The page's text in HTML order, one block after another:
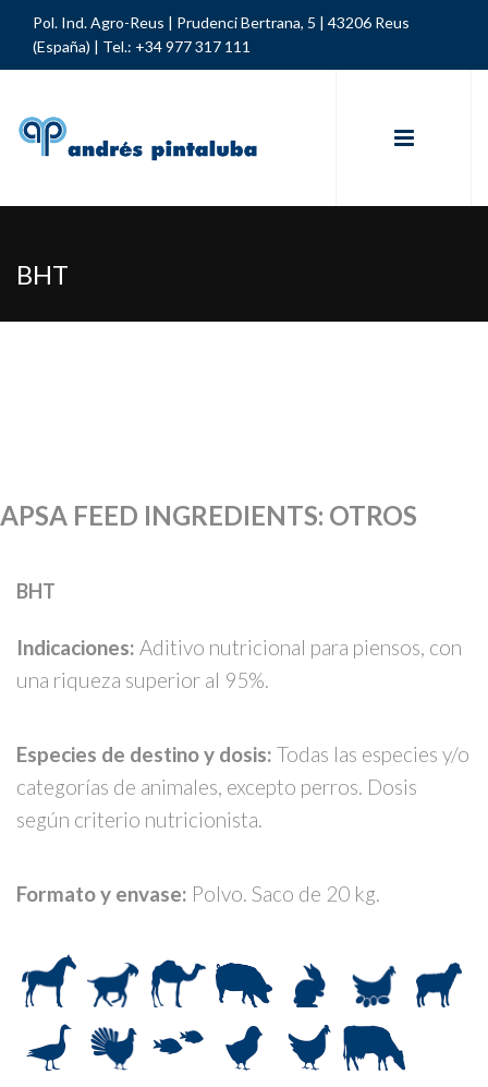
Pol. Ind. Agro-Reus | Prudenci Bertrana, 5 | 43206 Reus
(España) | Tel.: +34 977 317 111
BHT
APSA FEED INGREDIENTS: OTROS
BHT
Indicaciones: Aditivo nutricional para piensos, con
una riqueza superior al 95%.
Especies de destino y dosis: Todas las especies y/o
categorías de animales, excepto perros. Dosis
según criterio nutricionista.
Formato y envase: Polvo. Saco de 20 kg.